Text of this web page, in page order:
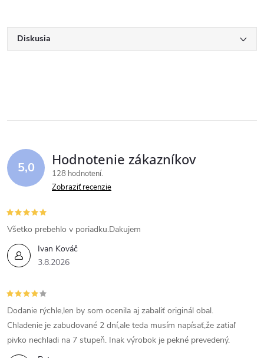
Diskusia
5,0 Hodnotenie zákazníkov
128 hodnotení
Zobraziť recenzie
Ivan Kováč
3.8.2026
Všetko prebehlo v poriadku.Dakujem
Dodanie rýchle,len by som ocenila aj zabaliť originál obal.
Chladenie je zabudované 2 dní,ale teda musím napísať,že zatiaľ
pivko nechladi na 7 stupeň. Inak výrobok je pekné prevedený.